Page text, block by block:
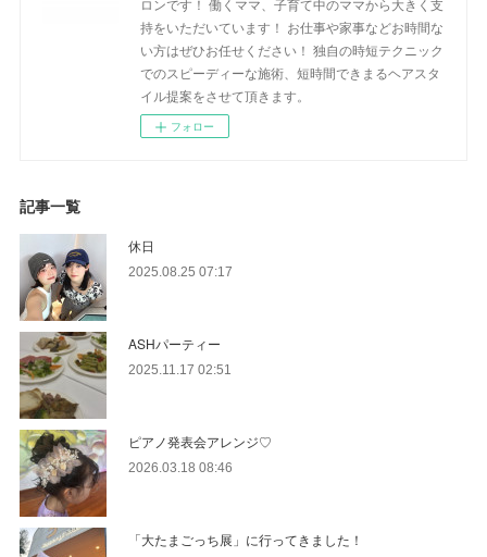
ロンです！ 働くママ、子育て中のママから大きく支
持をいただいています！ お仕事や家事などお時間な
い方はぜひお任せください！ 独自の時短テクニック
でのスピーディーな施術、短時間できまるヘアスタ
イル提案をさせて頂きます。
フォロー
記事一覧
休日
2025.08.25 07:17
ASHパーティー
2025.11.17 02:51
ピアノ発表会アレンジ♡
2026.03.18 08:46
「大たまごっち展」に行ってきました！